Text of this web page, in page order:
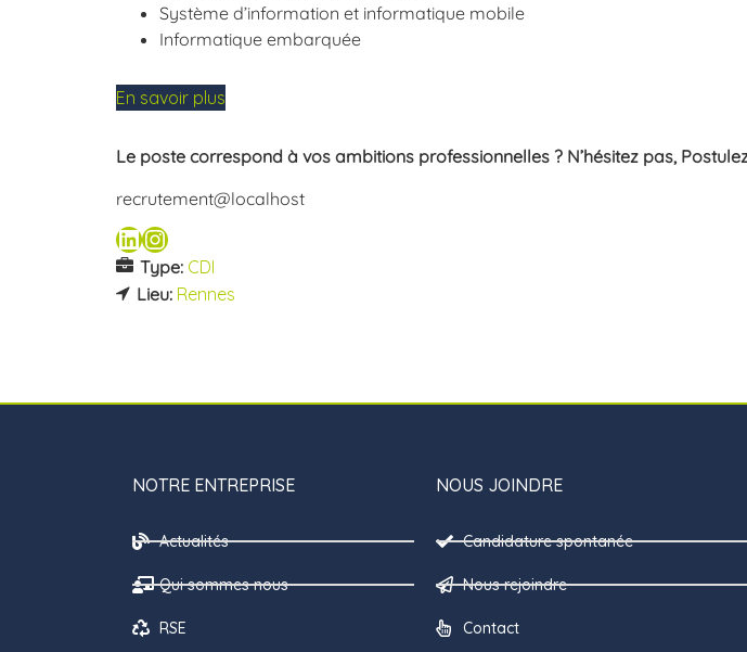
Système d’information et informatique mobile
Informatique embarquée
En savoir plus
Le poste correspond à vos ambitions professionnelles ? N’hésitez pas,
recrutement@localhost
Type: CDI
Lieu: Rennes
NOTRE ENTREPRISE
Actualités
Qui sommes nous
RSE
NOUS JOINDRE
Candidature spontanée
Nous rejoindre
Contact